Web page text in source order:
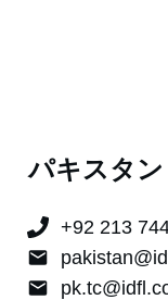
パキスタン
+92 213